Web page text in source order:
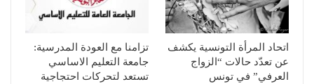
اتحاد المرأة التونسية يكشف
عن تعدّد حالات “الزواج
العرفي” في تونس
تزامنا مع العودة المدرسية:
جامعة التعليم الاساسي
تستعد لتحركات احتجاجية